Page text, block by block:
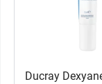
92 %
Formule non
Sans
Nourrissons
Ducray